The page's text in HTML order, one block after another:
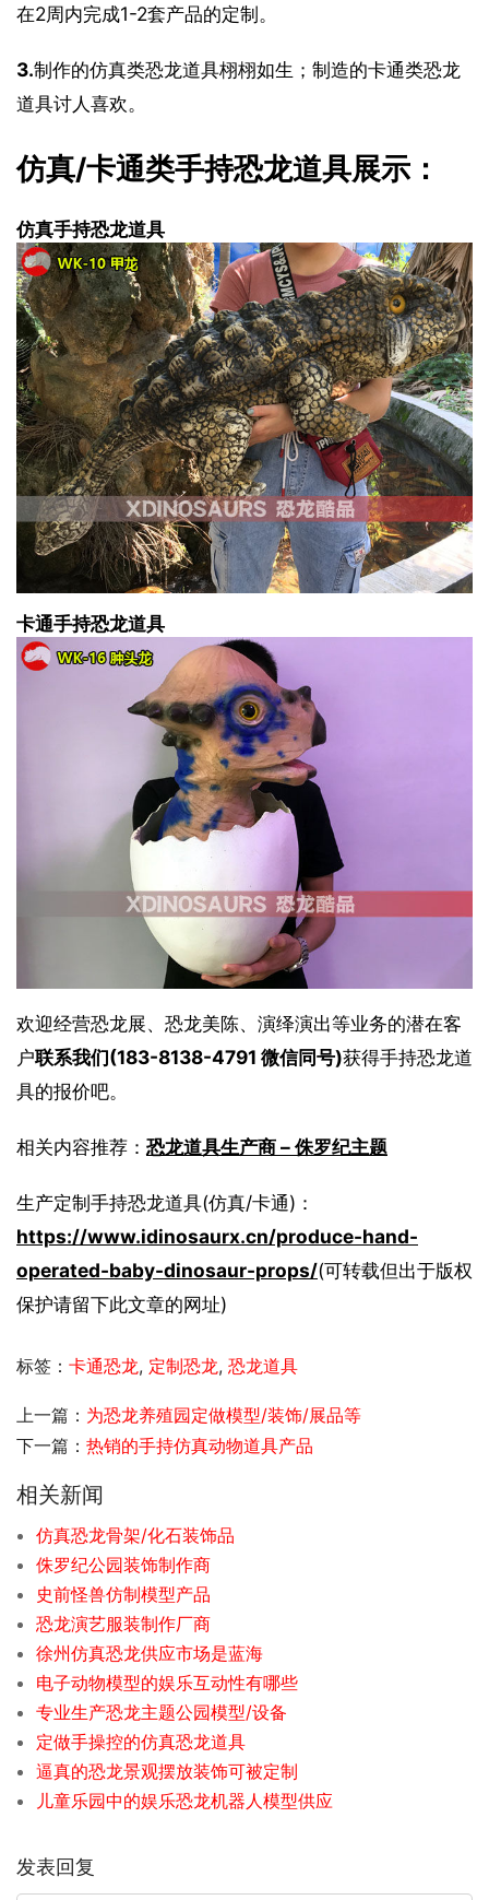
在2周内完成1-2套产品的定制。
3.制作的仿真类恐龙道具栩栩如生；制造的卡通类恐龙
道具讨人喜欢。
仿真/卡通类手持恐龙道具展示：
仿真手持恐龙道具
卡通手持恐龙道具
欢迎经营恐龙展、恐龙美陈、演绎演出等业务的潜在客
户联系我们(183-8138-4791 微信同号)获得手持恐龙道
具的报价吧。
相关内容推荐： 恐龙道具生产商 – 侏罗纪主题
生产定制手持恐龙道具(仿真/卡通)：
https://www.idinosaurx.cn/produce-hand-
operated-baby-dinosaur-props/(可转载但出于版权
保护请留下此文章的网址)
标签： 卡通恐龙, 定制恐龙, 恐龙道具
上一篇： 为恐龙养殖园定做模型/装饰/展品等
下一篇： 热销的手持仿真动物道具产品
相关新闻
仿真恐龙骨架/化石装饰品
侏罗纪公园装饰制作商
史前怪兽仿制模型产品
恐龙演艺服装制作厂商
徐州仿真恐龙供应市场是蓝海
电子动物模型的娱乐互动性有哪些
专业生产恐龙主题公园模型/设备
定做手操控的仿真恐龙道具
逼真的恐龙景观摆放装饰可被定制
儿童乐园中的娱乐恐龙机器人模型供应
发表回复